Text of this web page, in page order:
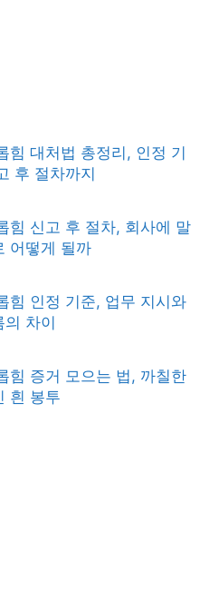
힘 대처법 총정리, 인정 기
후 절차까지
힘 신고 후 절차, 회사에 말
어떻게 될까
힘 인정 기준, 업무 지시와
의 차이
힘 증거 모으는 법, 까칠한
흰 봉투